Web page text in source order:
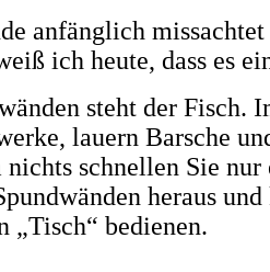
anfänglich
ich heute, dass es
steht der Fisch.
lauern Barsche
nichts schnellen Sie
heraus
„Tisch“ bedienen.